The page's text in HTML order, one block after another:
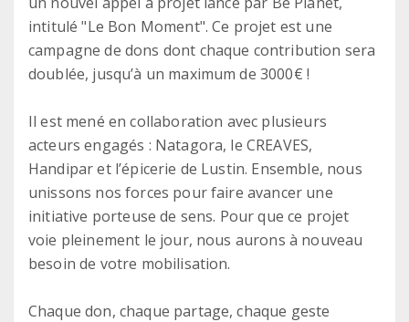
intitulé "Le Bon Moment". Ce projet est une
campagne de dons dont chaque contribution sera
doublée, jusqu’à un maximum de 3000€ !
Il est mené en collaboration avec plusieurs
acteurs engagés : Natagora, le CREAVES,
Handipar et l’épicerie de Lustin. Ensemble, nous
unissons nos forces pour faire avancer une
initiative porteuse de sens. Pour que ce projet
voie pleinement le jour, nous aurons à nouveau
besoin de votre mobilisation.
Chaque don, chaque partage, chaque geste